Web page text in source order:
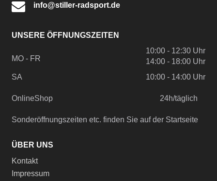
info@stiller-radsport.de
UNSERE ÖFFNUNGSZEITEN
MO - FR
10:00 - 12:30 Uhr
14:00 - 18:00 Uhr
SA
10:00 - 14:00 Uhr
OnlineShop 24h/täglich
Sonderöffnungszeiten etc. finden Sie auf der Startseite
ÜBER UNS
Kontakt
Impressum